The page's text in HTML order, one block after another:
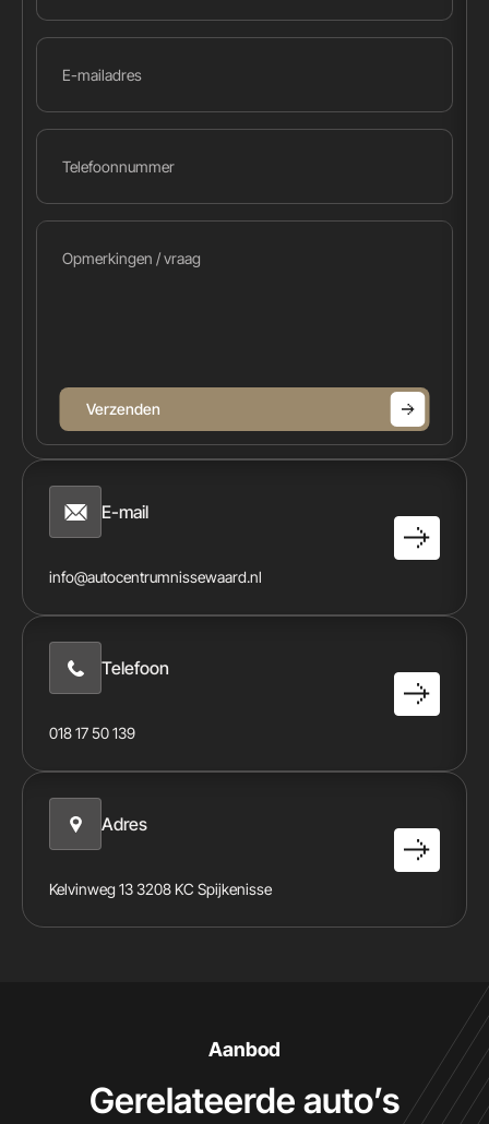
Verzenden
E-mail
info@autocentrumnissewaard.nl
Telefoon
018 17 50 139
Adres
Kelvinweg 13 3208 KC Spijkenisse
Aanbod
Gerelateerde auto’s